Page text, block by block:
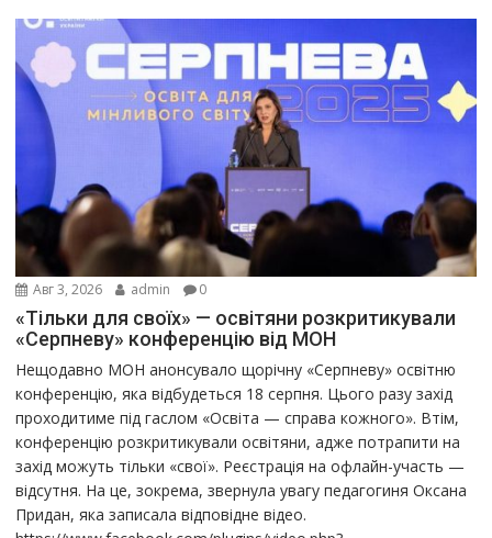
Авг 3, 2026 admin 0
«Тільки для своїх» — освітяни розкритикували
«Серпневу» конференцію від МОН
Нещодавно МОН анонсувало щорічну «Серпневу» освітню
конференцію, яка відбудеться 18 серпня. Цього разу захід
проходитиме під гаслом «Освіта — справа кожного». Втім,
конференцію розкритикували освітяни, адже потрапити на
захід можуть тільки «свої». Реєстрація на офлайн-участь —
відсутня. На це, зокрема, звернула увагу педагогиня Оксана
Придан, яка записала відповідне відео.